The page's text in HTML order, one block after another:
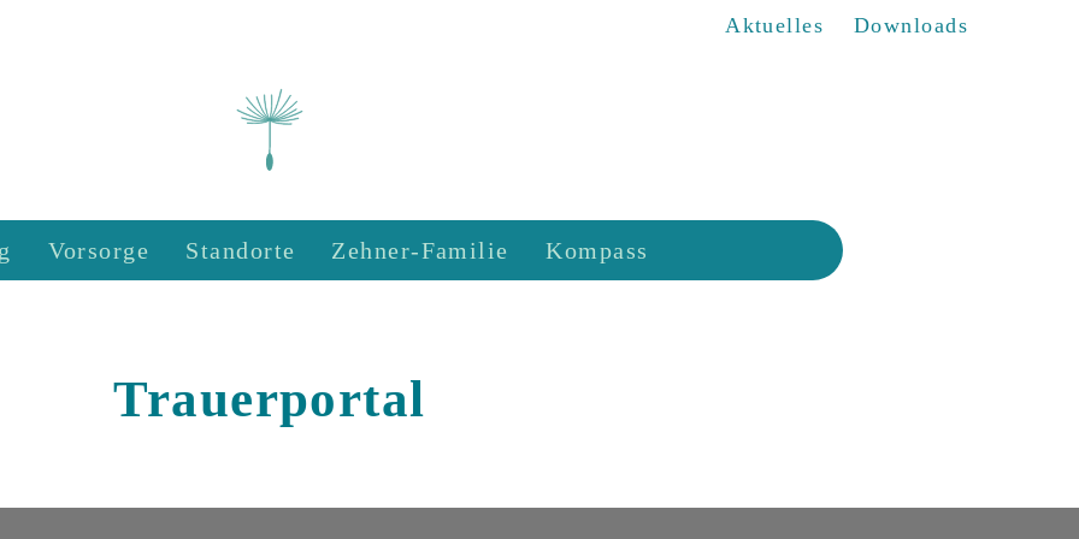
Aktuelles Downloads
Vorsorge Standorte Zehner-Familie Kompass
Trauerportal